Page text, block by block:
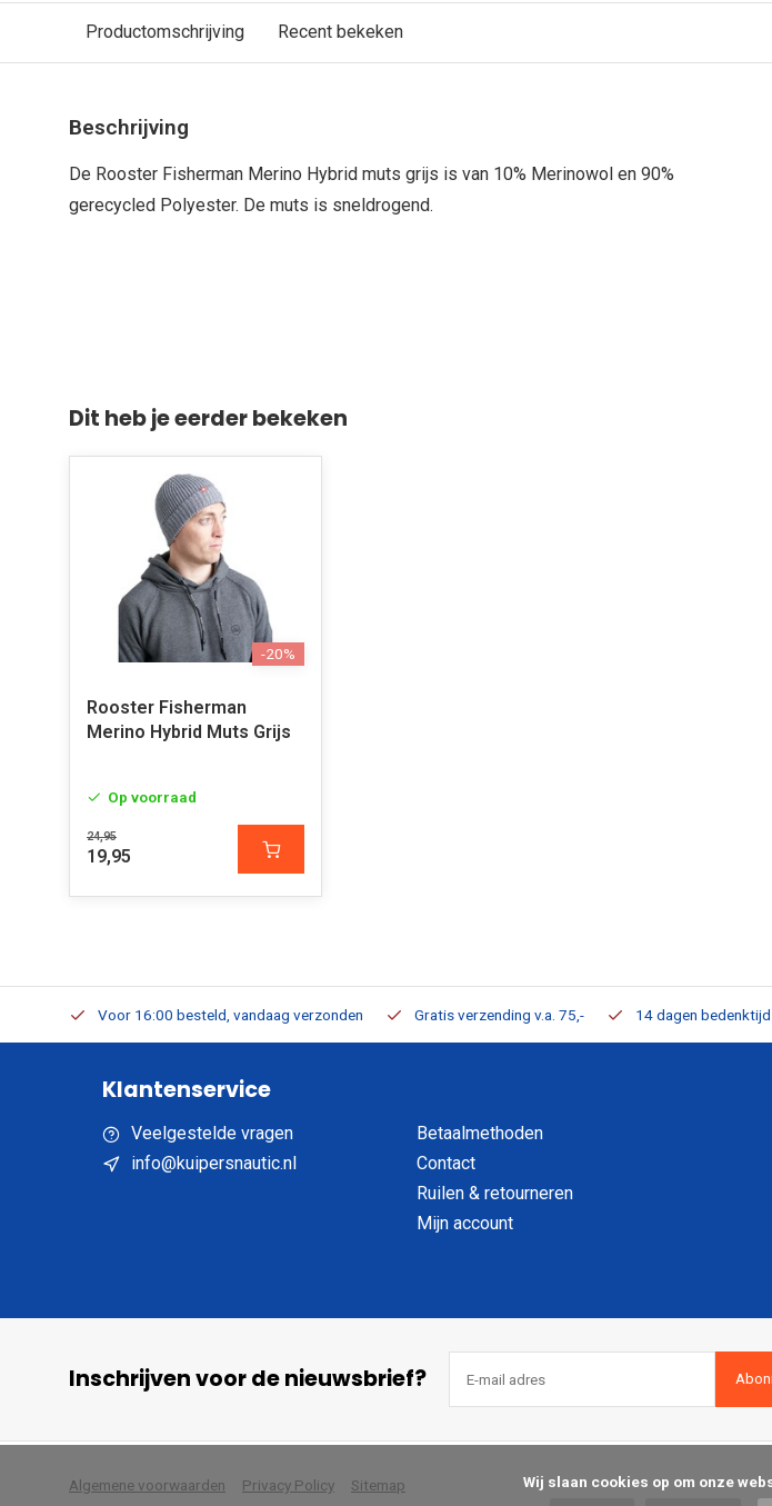
Productomschrijving Recent bekeken
Beschrijving
De Rooster Fisherman Merino Hybrid muts grijs is van 10% Merinowol en 90%
gerecycled Polyester. De muts is sneldrogend.
Dit heb je eerder bekeken
-20%
Rooster Fisherman
Merino Hybrid Muts Grijs
Op voorraad
24,95
19,95
Voor 16:00 besteld, vandaag verzonden Gratis verzending v.a. 75,- 14 dagen bedenktijd
Klantenservice
Veelgestelde vragen
info@kuipersnautic.nl
Betaalmethoden
Contact
Ruilen & retourneren
Mijn account
Inschrijven voor de nieuwsbrief?
Algemene voorwaarden Privacy Policy
Sitemap